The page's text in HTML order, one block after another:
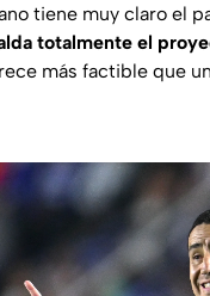
tiene muy claro el
totalmente el
más factible que